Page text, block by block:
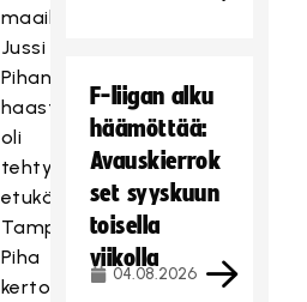
maailmanmestarihyökkääjä
Jussi
Pihan
haastattelu
oli
tehty
etukäteen
Tampereella.
Piha
kertoi
F-liigan alku
häämöttää:
Avauskierrok
set syyskuun
toisella
viikolla
04.08.2026